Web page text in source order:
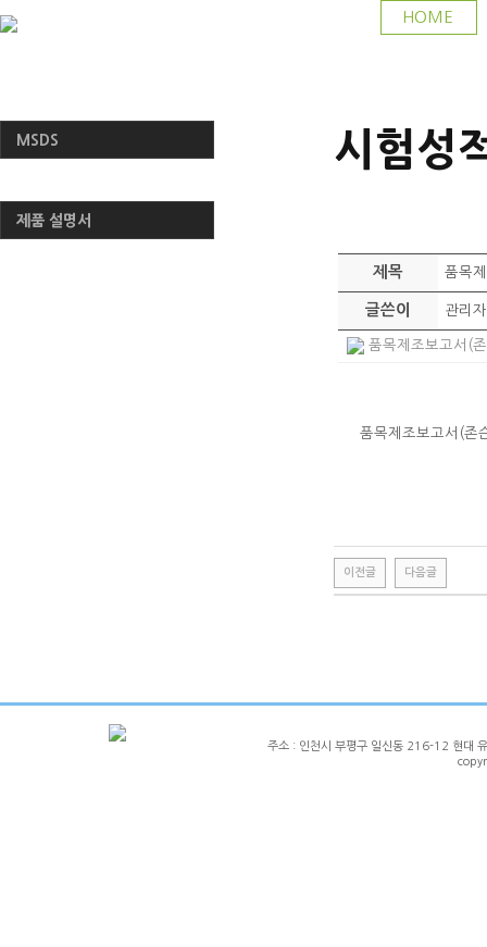
HOME
MSDS
제품 설명서
시험성
제목 품목
글쓴이 관리자
품목제조보고서(
품목제조보고서(존
이전글 다음글
주소 : 인천시 부평구 일신동 216-12 현